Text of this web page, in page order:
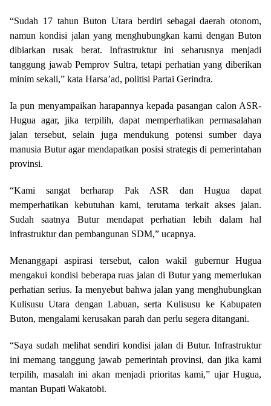
“Sudah 17 tahun Buton Utara berdiri sebagai daerah otonom,
namun kondisi jalan yang menghubungkan kami dengan Buton
dibiarkan rusak berat. Infrastruktur ini seharusnya menjadi
tanggung jawab Pemprov Sultra, tetapi perhatian yang diberikan
minim sekali,” kata Harsa’ad, politisi Partai Gerindra.
Ia pun menyampaikan harapannya kepada pasangan calon ASR-
Hugua agar, jika terpilih, dapat memperhatikan permasalahan
jalan tersebut, selain juga mendukung potensi sumber daya
manusia Butur agar mendapatkan posisi strategis di pemerintahan
provinsi.
“Kami sangat berharap Pak ASR dan Hugua dapat
memperhatikan kebutuhan kami, terutama terkait akses jalan.
Sudah saatnya Butur mendapat perhatian lebih dalam hal
infrastruktur dan pembangunan SDM,” ucapnya.
Menanggapi aspirasi tersebut, calon wakil gubernur Hugua
mengakui kondisi beberapa ruas jalan di Butur yang memerlukan
perhatian serius. Ia menyebut bahwa jalan yang menghubungkan
Kulisusu Utara dengan Labuan, serta Kulisusu ke Kabupaten
Buton, mengalami kerusakan parah dan perlu segera ditangani.
“Saya sudah melihat sendiri kondisi jalan di Butur. Infrastruktur
ini memang tanggung jawab pemerintah provinsi, dan jika kami
terpilih, masalah ini akan menjadi prioritas kami,” ujar Hugua,
mantan Bupati Wakatobi.